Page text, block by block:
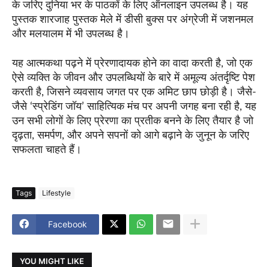
के जरिए दुनिया भर के पाठकों के लिए ऑनलाइन उपलब्ध है। यह
पुस्तक शारजाह पुस्तक मेले में डीसी बुक्स पर अंग्रेजी में जशनमल
और मलयालम में भी उपलब्ध है।
यह आत्मकथा पढ़ने में प्रेरणादायक होने का वादा करती है, जो एक
ऐसे व्यक्ति के जीवन और उपलब्धियों के बारे में अमूल्य अंतर्दृष्टि पेश
करती है, जिसने व्यवसाय जगत पर एक अमिट छाप छोड़ी है। जैसे-
जैसे ‘स्प्रेडिंग जॉय’ साहित्यिक मंच पर अपनी जगह बना रही है, यह
उन सभी लोगों के लिए प्रेरणा का प्रतीक बनने के लिए तैयार है जो
दृढ़ता, समर्पण, और अपने सपनों को आगे बढ़ाने के जुनून के जरिए
सफलता चाहते हैं।
Tags Lifestyle
Facebook
YOU MIGHT LIKE